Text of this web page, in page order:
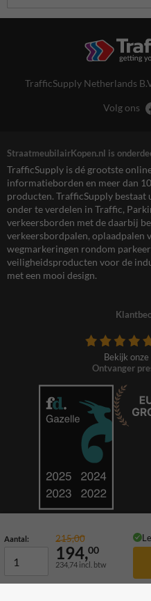
Aantal: 215,00
194,00
234,74 incl. btw
TrafficSupply Netherlands
Volg ons
StraatmeubilairKopen.nl is
TrafficSupply is dé grootste
informatieborden en meer dan
producten. TrafficSupply
onder te verdelen in Traffic,
verkeersborden met de daarbij
verkeersbordpalen, oplaadpalen
wegmarkeringen rondom
veiligheidsproducten voor de
met een mooi design.
Bekijk onze
Ontvanger
© 2026 TrafficSupply.